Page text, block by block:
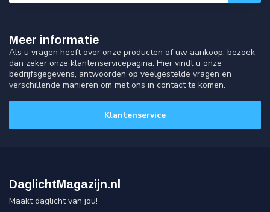
Meer informatie
Als u vragen heeft over onze producten of uw aankoop, bezoek
dan zeker onze klantenservicepagina. Hier vindt u onze
bedrijfsgegevens, antwoorden op veelgestelde vragen en
verschillende manieren om met ons in contact te komen.
Klantenservice
DaglichtMagazijn.nl
Maakt daglicht van jou!